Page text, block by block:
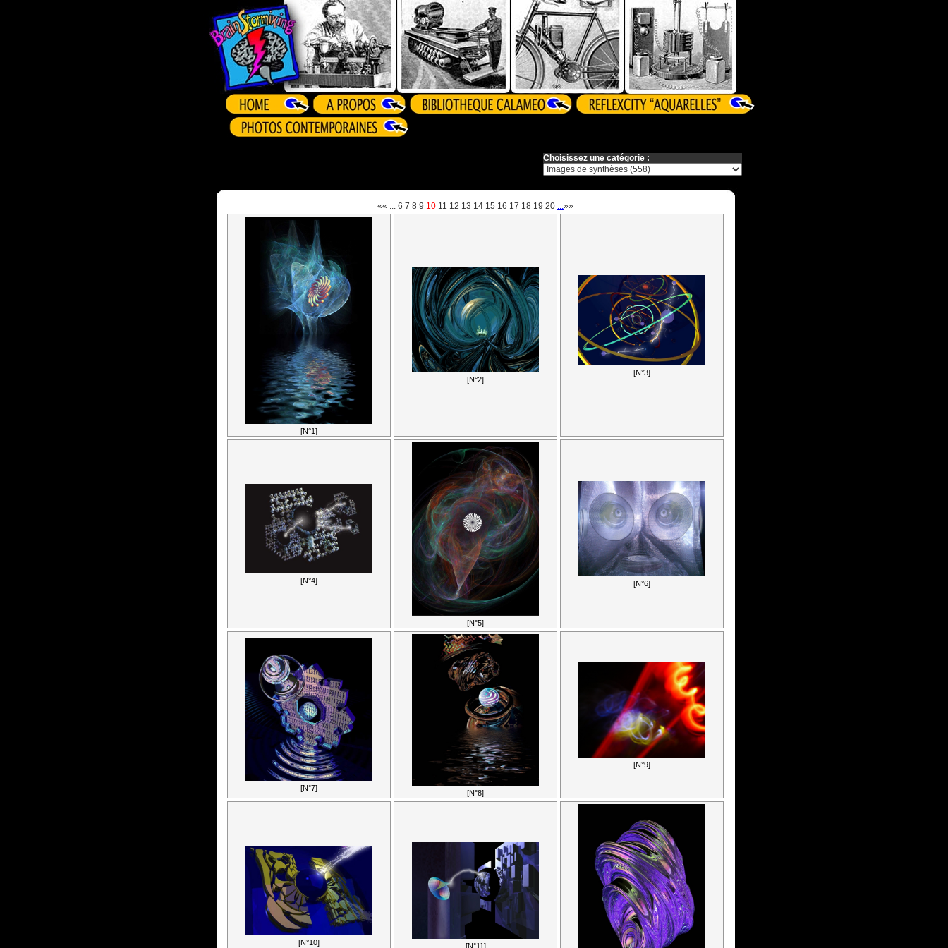
Choisissez une catégorie :
«« ... 6 7 8 9 10 11 12 13 14 15 16 17 18 19 20 ...»»
[N°1]
[N°2]
[N°3]
[N°4]
[N°5]
[N°6]
[N°7]
[N°8]
[N°9]
[N°10] [N°11]